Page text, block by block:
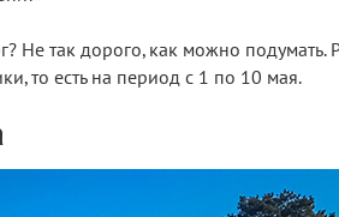
Не так дорого, как можно подумать.
то есть на период с 1 по 10 мая.